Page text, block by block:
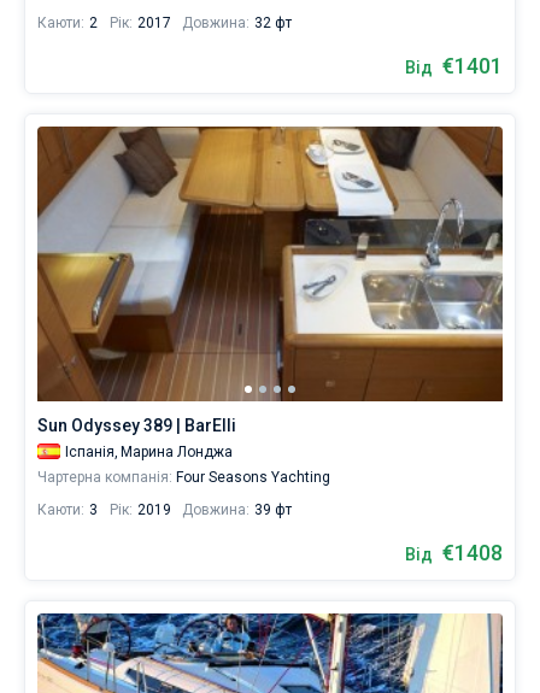
Каюти: 2 Рік: 2017 Довжина: 32 фт
Від €1401
Sun Odyssey 389 | BarElli
Іспанія, Марина Лонджа
Чартерна компанія: Four Seasons Yachting
Каюти: 3 Рік: 2019 Довжина: 39 фт
Від €1408